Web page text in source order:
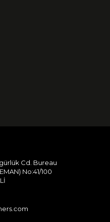
Cd. Bureau
No:41/100